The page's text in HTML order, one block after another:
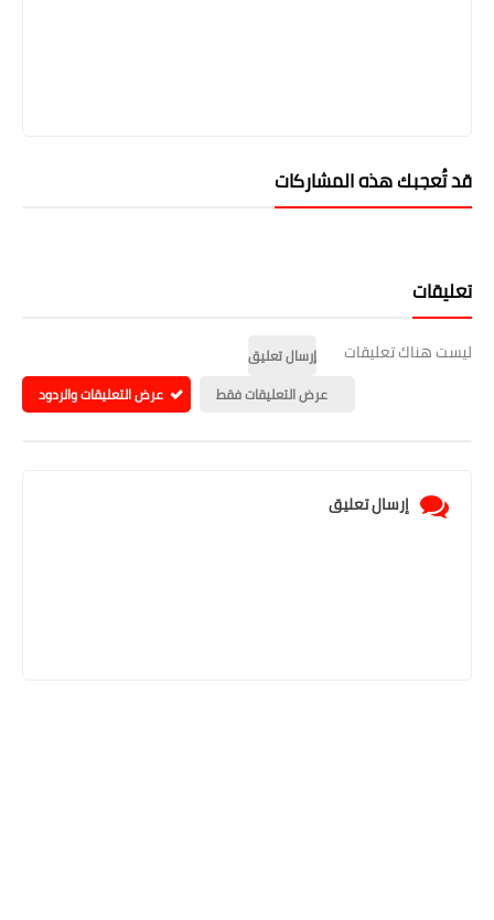
قد تُعجبك هذه المشاركات
تعليقات
ليست هناك تعليقات
إرسال تعليق
عرض التعليقات فقط
عرض التعليقات والردود
إرسال تعليق